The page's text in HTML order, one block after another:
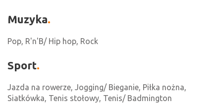
Muzyka
Pop, R'n'B/ Hip hop, Rock
Sport
Jazda na rowerze, Jogging/ Bieganie, Piłka nożna,
Siatkówka, Tenis stołowy, Tenis/ Badmington